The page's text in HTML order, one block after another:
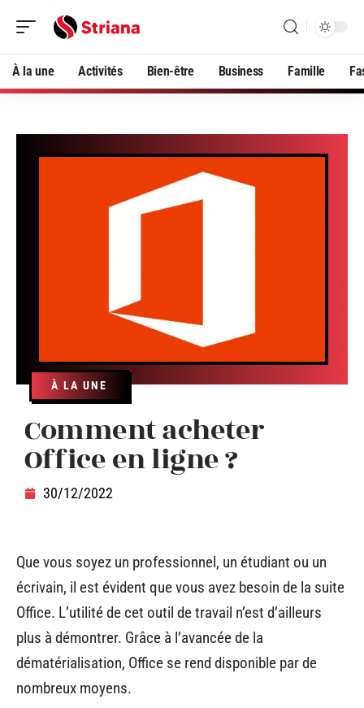
À la une Activités Bien-être Business Famille
À LA UNE
Comment acheter
Office en ligne ?
30/12/2022
Que vous soyez un professionnel, un étudiant ou un
écrivain, il est évident que vous avez besoin de la suite
Office. L’utilité de cet outil de travail n’est d’ailleurs
plus à démontrer. Grâce à l’avancée de la
dématérialisation, Office se rend disponible par de
nombreux moyens.